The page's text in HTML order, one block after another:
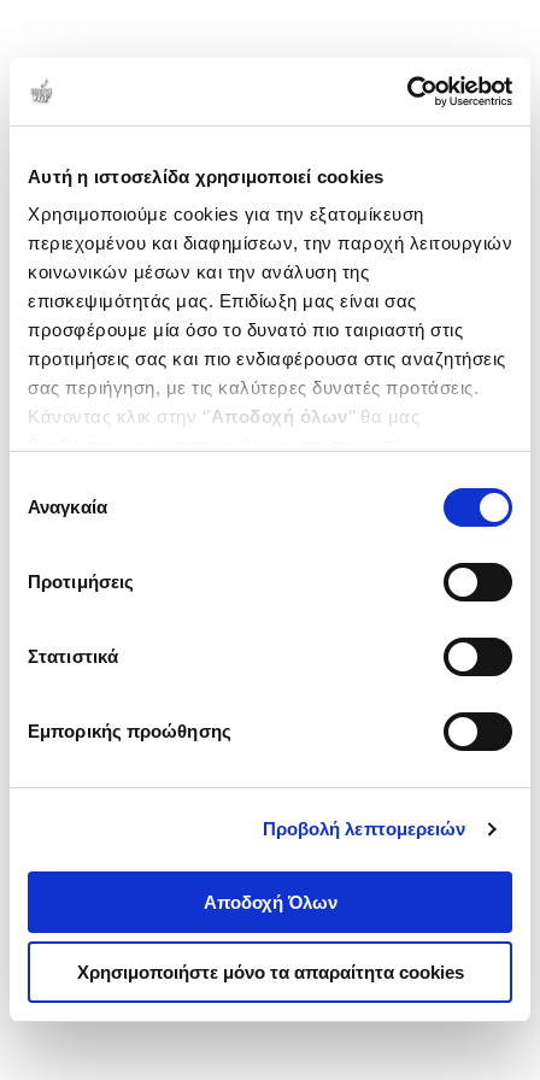
Αυτή η ιστοσελίδα χρησιμοποιεί cookies
Χρησιμοποιούμε cookies για την εξατομίκευση
περιεχομένου και διαφημίσεων, την παροχή λειτουργιών
κοινωνικών μέσων και την ανάλυση της
επισκεψιμότητάς μας. Επιδίωξη μας είναι σας
προσφέρουμε μία όσο το δυνατό πιο ταιριαστή στις
προτιμήσεις σας και πιο ενδιαφέρουσα στις αναζητήσεις
σας περιήγηση, με τις καλύτερες δυνατές προτάσεις.
Κάνοντας κλικ στην ‘’Αποδοχή όλων’’ θα μας
ενδιαφέρουν και να επιλέξετε από τα παρακάτω με την
΄΄και να ενημερωθείτε σχετικά με
συγκατάθεσης
Αναγκαία
Προτιμήσεις
Στατιστικά
Εμπορικής προώθησης
Προβολή λεπτομερειών
Αποδοχή Όλων
Χρησιμοποιήστε μόνο τα απαραίτητα cookies